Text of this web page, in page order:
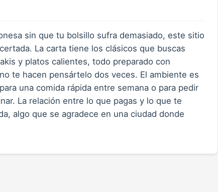
sin que tu bolsillo sufra demasiado, este sitio
La carta tiene los clásicos que buscas
y platos calientes, todo preparado con
te hacen pensártelo dos veces. El ambiente es
una comida rápida entre semana o para pedir
La relación entre lo que pagas y lo que te
algo que se agradece en una ciudad donde